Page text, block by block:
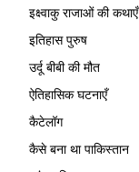
इक्ष्वाकु राजाओं की कथाएँ
इतिहास पुरुष
उर्दू बीबी की मौत
ऐतिहासिक घटनाएँ
कैटेलॉग
कैसे बना था पाकिस्तान